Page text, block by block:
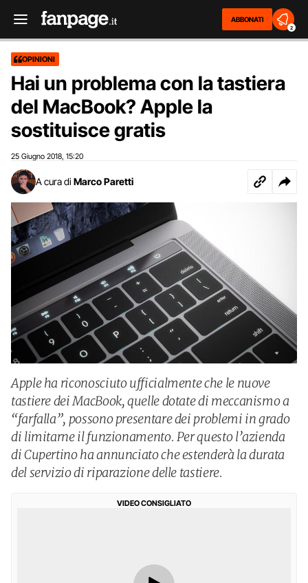
ABBONATI
2
OPINIONI
Hai un problema con la tastiera
del MacBook? Apple la
sostituisce gratis
25 Giugno 2018 15:20
A cura di Marco Paretti
Apple ha riconosciuto ufficialmente che le nuove
tastiere dei MacBook, quelle dotate di meccanismo a
“farfalla”, possono presentare dei problemi in grado
di limitarne il funzionamento. Per questo l’azienda
di Cupertino ha annunciato che estenderà la durata
del servizio di riparazione delle tastiere.
VIDEO CONSIGLIATO